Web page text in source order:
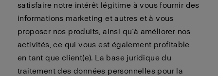
satisfaire notre intérêt légitime à vous fournir des
informations marketing et autres et à vous
proposer nos produits, ainsi qu’à améliorer nos
activités, ce qui vous est également profitable
en tant que client(e). La base juridique du
traitement des données personnelles pour la